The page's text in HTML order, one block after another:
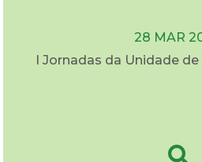
28 MAR
I Jornadas da Unidade de